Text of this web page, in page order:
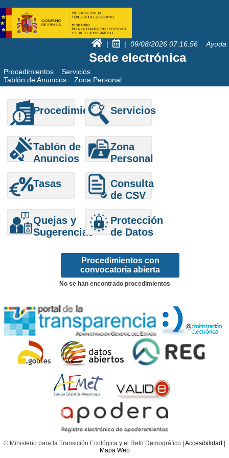
| | 09/08/2026 07:16:56 Ayuda
Sede electrónica
Procedimientos
Servicios
Tablón de Anuncios
Zona Personal
Procedimientos Servicios
Tablón de
Anuncios
Zona
Personal
Tasas
Consulta
de CSV
Quejas y
Sugerencias
Protección
de Datos
Procedimientos con
convocatoria abierta
No se han encontrado procedimientos
© Ministerio para la Transición Ecológica y el Reto Demográfico | Accesibilidad
Mapa Web